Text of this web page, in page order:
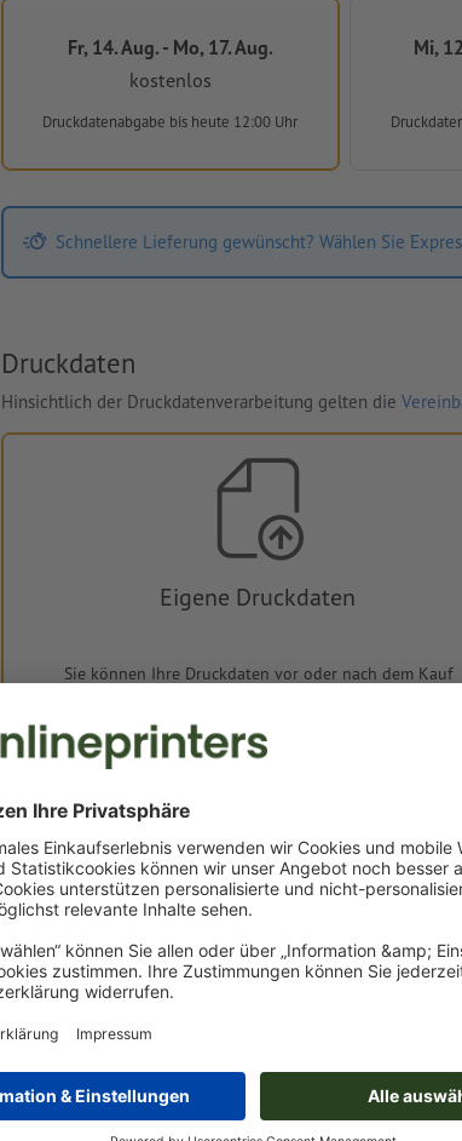
Fr, 14. Aug. - Mo, 17. Aug.
kostenlos
Druckdatenabgabe bis heute 12:00 Uhr
Mi,
Schnellere Lieferung gewünscht? Wählen Sie
Druckdaten
Hinsichtlich der Druckdatenverarbeitung gelten die
Eigene Druckdaten
Sie können Ihre Druckdaten vor oder nach dem Kauf
netto
Lieferung ca.:
Fr, 14. Aug. - Mo, 17. Aug.
Gewicht: ca.180 g
Druckdatenhinweise Magnetschilder,